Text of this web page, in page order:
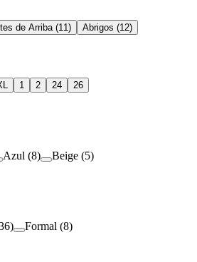
de Arriba (11) Abrigos (12)
1 2 24
26
Azul (8) Beige (5)
) Formal (8)